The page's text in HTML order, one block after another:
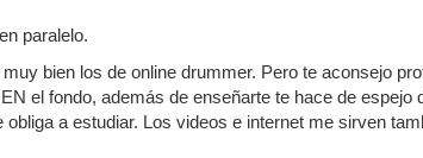
paralelo.
bien los de online drummer. Pero te aconsejo
el fondo, además de enseñarte te hace de espejo
a estudiar. Los videos e internet me sirven